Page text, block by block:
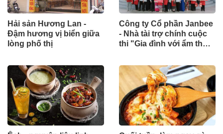
Hải sản Hương Lan -
Đậm hương vị biển giữa
lòng phố thị
Công ty Cổ phần Janbee
- Nhà tài trợ chính cuộc
thi "Gia đình với ẩm thực